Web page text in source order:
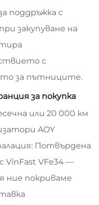
поддръжка с
закупуване на
с
за пътниците.
за покупка
или 20 000 км
AOY
Потвърдена
VFe34 —
ние покриваме